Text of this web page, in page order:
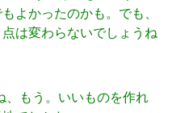
よかったのかも。でも、
は変わらないでしょうね
、もう。いいものを作れ